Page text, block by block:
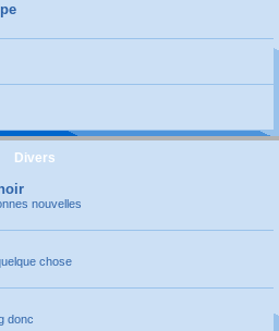
Divers
nouvelles
chose
donc